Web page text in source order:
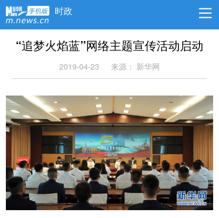
时政
“追梦火焰蓝”网络主题宣传活动启动
2019-04-23 来源： 新华网